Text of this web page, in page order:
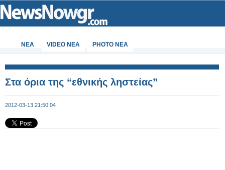
ΝΕΑ VIDEO NEA PHOTO NEA
Στα όρια της “εθνικής ληστείας”
2012-03-13 21:50:04